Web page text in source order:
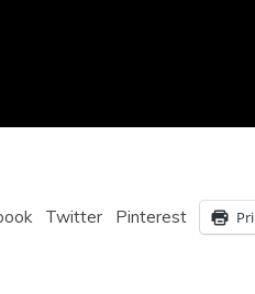
Twitter Pinterest